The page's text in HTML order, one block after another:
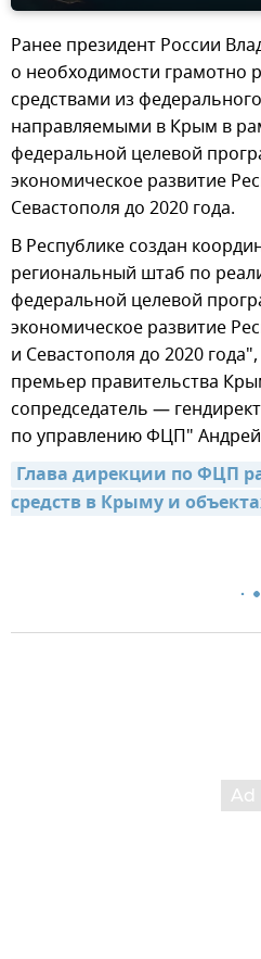
Ранее президент России
о необходимости грамотно
средствами из
направляемыми в Крым в
федеральной целевой
экономическое развитие
Севастополя до 2020 года.
В Республике создан
региональный штаб по
федеральной целевой
экономическое развитие
и Севастополя до 2020
премьер правительства
сопредседатель —
по управлению ФЦП"
Глава дирекции по ФЦП
средств в Крыму и